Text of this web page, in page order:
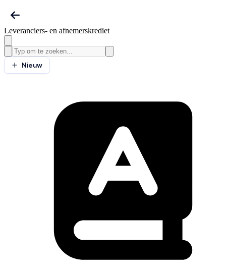
Leveranciers- en afnemerskrediet
Nieuw